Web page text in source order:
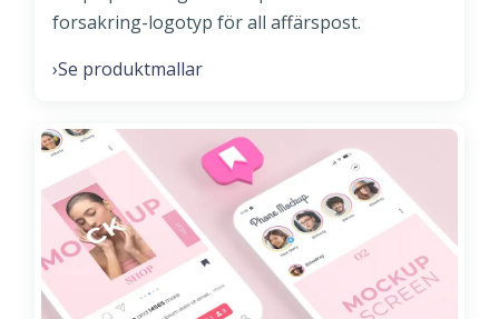
forsakring-logotyp för all affärspost.
›Se produktmallar